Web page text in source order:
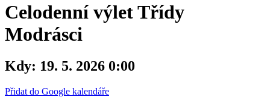
Celodenní výlet Třídy
Modrásci
Kdy: 19. 5. 2026 0:00
Přidat do Google kalendáře